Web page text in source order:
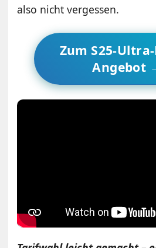
also nicht vergessen.
Zum S25-
Angebot